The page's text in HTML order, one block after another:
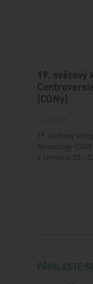
19. světový
(CONy)
19. světový
Neurology
v termínu
PŘIHLASTE